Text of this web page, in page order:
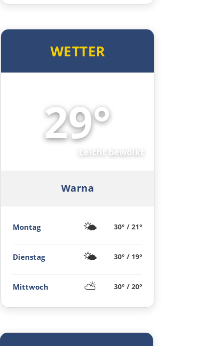
Livanates
Chalkida
Mesolongi
Arta
Ioannina
Argos Orestiko
Edessa
Giannitsa
WETTER
29°
Leicht bewölkt
Warna
Montag 🌤️ 30° / 21°
Dienstag 🌤️ 30° / 19°
Mittwoch ⛅ 30° / 20°